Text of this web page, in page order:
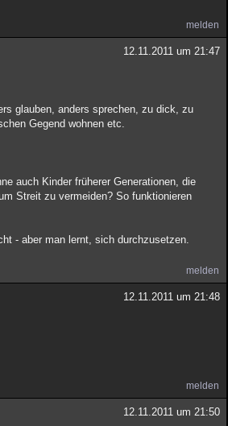
melden
12.11.2011 um 21:47
glauben, anders sprechen, zu dick, zu
Gegend wohnen etc.
auch Kinder früherer Generationen, die
Streit zu vermeiden? So funktionieren
- aber man lernt, sich durchzusetzen.
melden
12.11.2011 um 21:48
melden
12.11.2011 um 21:50